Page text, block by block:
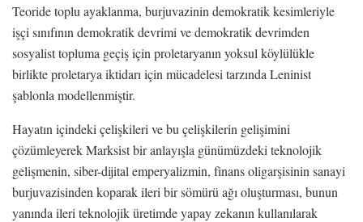
Teoride toplu ayaklanma, burjuvazinin demokratik kesimleriyle
işçi sınıfının demokratik devrimi ve demokratik devrimden
sosyalist topluma geçiş için proletaryanın yoksul köylülükle
birlikte proletarya iktidarı için mücadelesi tarzında Leninist
şablonla modellenmiştir.
Hayatın içindeki çelişkileri ve bu çelişkilerin gelişimini
çözümleyerek Marksist bir anlayışla günümüzdeki teknolojik
gelişmenin, siber-dijital emperyalizmin, finans oligarşisinin sanayi
burjuvazisinden koparak ileri bir sömürü ağı oluşturması, bunun
yanında ileri teknolojik üretimde yapay zekanın kullanılarak